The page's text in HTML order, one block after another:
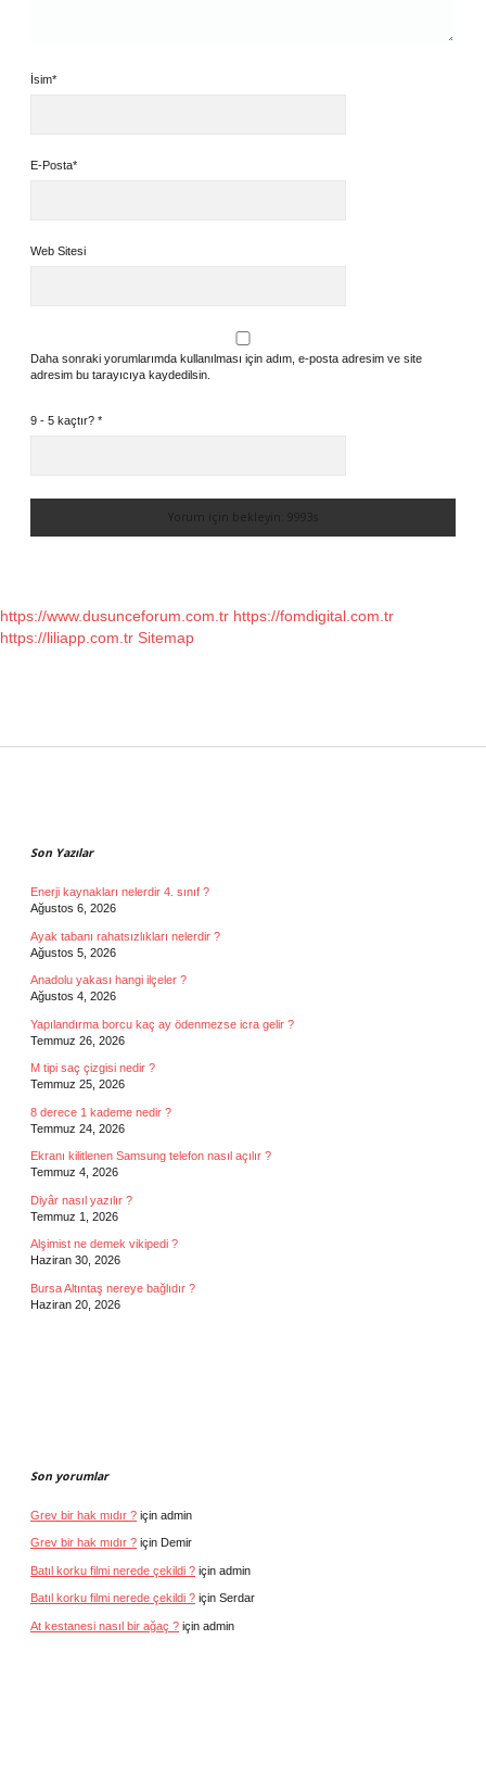
İsim*
E-Posta*
Web Sitesi
Daha sonraki yorumlarımda kullanılması için adım, e-posta adresim ve site
adresim bu tarayıcıya kaydedilsin.
9 - 5 kaçtır? *
https://www.dusunceforum.com.tr https://fomdigital.com.tr
https://liliapp.com.tr Sitemap
Son Yazılar
Enerji kaynakları nelerdir 4. sınıf ?
Ağustos 6, 2026
Ayak tabanı rahatsızlıkları nelerdir ?
Ağustos 5, 2026
Anadolu yakası hangi ilçeler ?
Ağustos 4, 2026
Yapılandırma borcu kaç ay ödenmezse icra gelir ?
Temmuz 26, 2026
M tipi saç çizgisi nedir ?
Temmuz 25, 2026
8 derece 1 kademe nedir ?
Temmuz 24, 2026
Ekranı kilitlenen Samsung telefon nasıl açılır ?
Temmuz 4, 2026
Diyâr nasıl yazılır ?
Temmuz 1, 2026
Alşimist ne demek vikipedi ?
Haziran 30, 2026
Bursa Altıntaş nereye bağlıdır ?
Haziran 20, 2026
Son yorumlar
Grev bir hak mıdır ? için admin
Grev bir hak mıdır ? için Demir
Batıl korku filmi nerede çekildi ? için admin
Batıl korku filmi nerede çekildi ? için Serdar
At kestanesi nasıl bir ağaç ? için admin